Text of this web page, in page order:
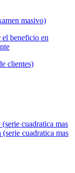
masivo)
clientes)
cuadratica mas
cuadratica mas